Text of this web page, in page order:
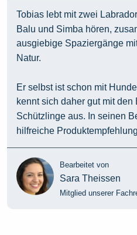
Tobias lebt mit zwei
Balu und Simba hören,
ausgiebige Spaziergänge
Natur.
Er selbst ist schon mit
kennt sich daher gut mit
Schützlinge aus. In seinen
hilfreiche
Bearbeitet von
Sara Theissen
Mitglied unserer